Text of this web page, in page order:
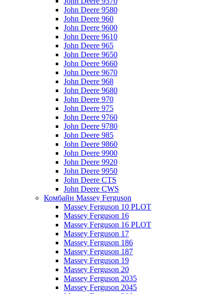
John Deere 9580
John Deere 960
John Deere 9600
John Deere 9610
John Deere 965
John Deere 9650
John Deere 9660
John Deere 9670
John Deere 968
John Deere 9680
John Deere 970
John Deere 975
John Deere 9760
John Deere 9780
John Deere 985
John Deere 9860
John Deere 9900
John Deere 9920
John Deere 9950
John Deere CTS
John Deere CWS
Комбайн Massey Ferguson
Massey Ferguson 10 PLOT
Massey Ferguson 16
Massey Ferguson 16 PLOT
Massey Ferguson 17
Massey Ferguson 186
Massey Ferguson 187
Massey Ferguson 19
Massey Ferguson 20
Massey Ferguson 2035
Massey Ferguson 2045